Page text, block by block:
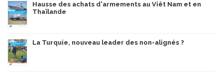
Hausse des achats d'armements au Viêt Nam et en
Thaïlande
La Turquie, nouveau leader des non-alignés ?